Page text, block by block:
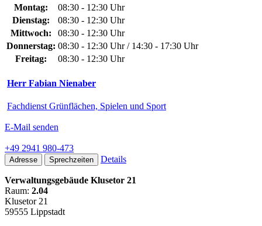
Montag:
08:30 - 12:30 Uhr
Dienstag:
08:30 - 12:30 Uhr
Mittwoch:
08:30 - 12:30 Uhr
Donnerstag: 08:30 - 12:30 Uhr / 14:30 - 17:30 Uhr
Freitag:
08:30 - 12:30 Uhr
Herr Fabian Nienaber
Fachdienst Grünflächen, Spielen und Sport
E-Mail senden
+49 2941 980-473
Adresse Sprechzeiten Details
Verwaltungsgebäude Klusetor 21
Raum: 2.04
Klusetor 21
59555 Lippstadt